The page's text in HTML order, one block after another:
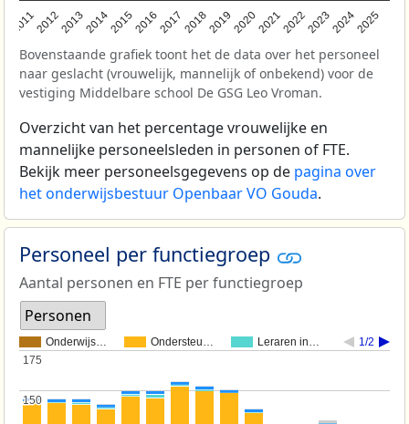
201120122013201420152016201720182019202020212022202320242025
Bovenstaande grafiek toont het de data over het personeel
naar geslacht (vrouwelijk, mannelijk of onbekend) voor de
vestiging Middelbare school De GSG Leo Vroman.
Overzicht van het percentage vrouwelijke en
mannelijke personeelsleden in personen of FTE.
Bekijk meer personeelsgegevens op de pagina over
het onderwijsbestuur Openbaar VO Gouda.
Personeel per functiegroep
Aantal personen en FTE per functiegroep
Personen
Onderwijs… Ondersteu… Leraren in… 1/2
150
150
175
175